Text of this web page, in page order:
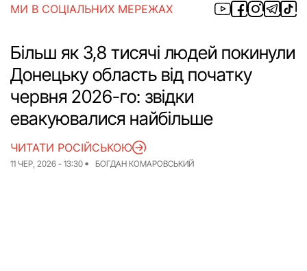
Окупація
Про нас
Війна
Гроші
Освіта
Інструкції
Медицина
ЖКГ
Історія
Інтерв’ю
МИ В СОЦІАЛЬНИХ МЕРЕЖАХ
Більш як 3,8 тисячі людей покинули
Донецьку область від початку
червня 2026-го: звідки
евакуювалися найбільше
11 ЧЕР, 2026 - 13:30 БОГДАН КОМАРОВСЬКИЙ
ЧИТАТИ РОСІЙСЬКОЮ